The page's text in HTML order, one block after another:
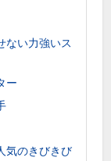
ない力強いス
ー
気のきびきび